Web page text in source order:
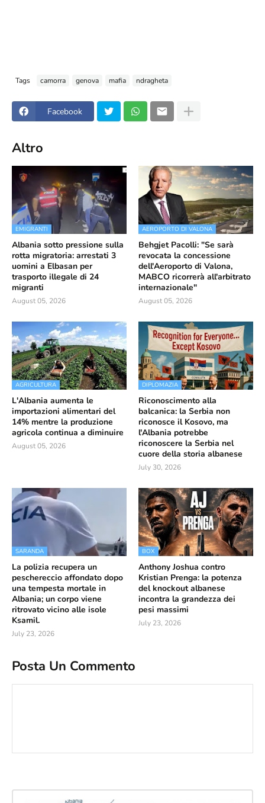
Tags camorra genova mafia ndragheta
Facebook
Altro
EMIGRANTI
Albania sotto pressione sulla
rotta migratoria: arrestati 3
uomini a Elbasan per
trasporto illegale di 24
migranti
August 05, 2026
AEROPORTO DI VALONA
Behgjet Pacolli: "Se sarà
revocata la concessione
dell'Aeroporto di Valona,
MABCO ricorrerà all'arbitrato
internazionale"
August 05, 2026
AGRICULTURA
L'Albania aumenta le
importazioni alimentari del
14% mentre la produzione
agricola continua a diminuire
August 05, 2026
DIPLOMAZIA
Riconoscimento alla
balcanica: la Serbia non
riconosce il Kosovo, ma
l'Albania potrebbe
riconoscere la Serbia nel
cuore della storia albanese
July 30, 2026
SARANDA
La polizia recupera un
peschereccio affondato dopo
una tempesta mortale in
Albania; un corpo viene
ritrovato vicino alle isole
Ksamil.
July 23, 2026
BOX
Anthony Joshua contro
Kristian Prenga: la potenza
del knockout albanese
incontra la grandezza dei
pesi massimi
July 23, 2026
Posta Un Commento